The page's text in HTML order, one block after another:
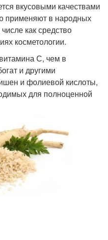
вкусовыми качествами
применяют в народных
как средство
косметологии.
С, чем в
и другими
и фолиевой кислоты,
для полноценной